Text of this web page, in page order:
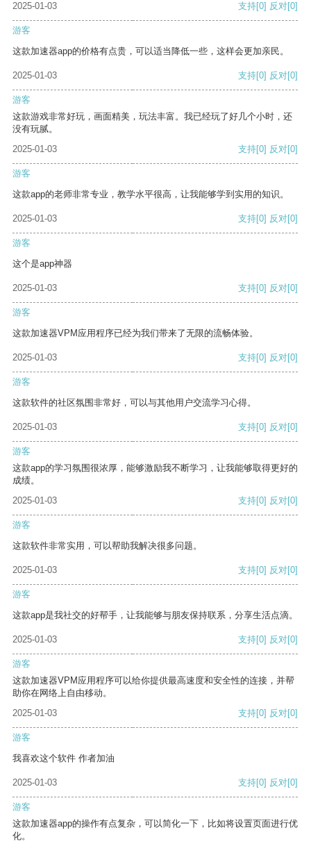
2025-01-03 支持[0] 反对[0]
游客
这款加速器app的价格有点贵，可以适当降低一些，这样会更加亲民。
2025-01-03 支持[0] 反对[0]
游客
这款游戏非常好玩，画面精美，玩法丰富。我已经玩了好几个小时，还
没有玩腻。
2025-01-03
支持[0] 反对[0]
游客
这款app的老师非常专业，教学水平很高，让我能够学到实用的知识。
2025-01-03 支持[0] 反对[0]
游客
这个是app神器
2025-01-03 支持[0] 反对[0]
游客
这款加速器VPM应用程序已经为我们带来了无限的流畅体验。
2025-01-03 支持[0] 反对[0]
游客
这款软件的社区氛围非常好，可以与其他用户交流学习心得。
2025-01-03 支持[0] 反对[0]
游客
这款app的学习氛围很浓厚，能够激励我不断学习，让我能够取得更好的
成绩。
2025-01-03
支持[0] 反对[0]
游客
这款软件非常实用，可以帮助我解决很多问题。
2025-01-03 支持[0] 反对[0]
游客
这款app是我社交的好帮手，让我能够与朋友保持联系，分享生活点滴。
2025-01-03 支持[0] 反对[0]
游客
这款加速器VPM应用程序可以给你提供最高速度和安全性的连接，并帮
助你在网络上自由移动。
2025-01-03
支持[0] 反对[0]
游客
我喜欢这个软件 作者加油
2025-01-03 支持[0] 反对[0]
游客
这款加速器app的操作有点复杂，可以简化一下，比如将设置页面进行优
化。